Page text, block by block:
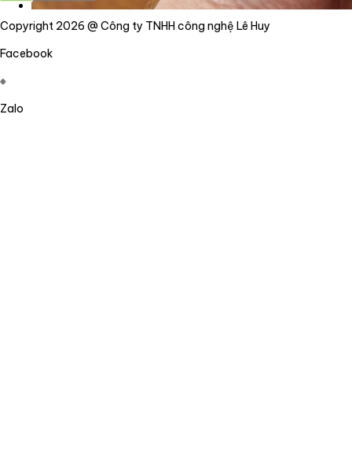
Copyright 2026 @ Công ty TNHH công nghệ Lê Huy
Facebook
Zalo